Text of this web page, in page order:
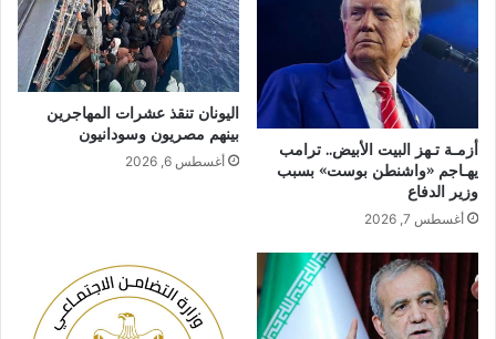
أزمـة تـهز البيت الأبيض.. ترامب
يهـاجم «واشنطن بوست» بسبب
وزير الدفاع
أغسطس 7, 2026
اليونان تنقذ عشرات المهاجرين
بينهم مصريون وسودانيون
أغسطس 6, 2026